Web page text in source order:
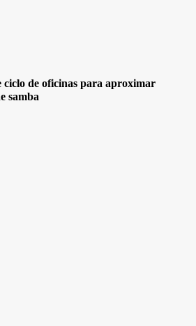
de oficinas para aproximar
samba